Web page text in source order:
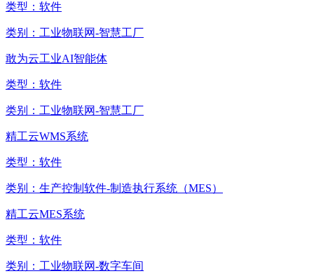
类型： 软件
类别： 工业物联网-智慧工厂
敢为云工业AI智能体
类型： 软件
类别： 工业物联网-智慧工厂
精工云WMS系统
类型： 软件
类别： 生产控制软件-制造执行系统（MES）
精工云MES系统
类型： 软件
类别： 工业物联网-数字车间